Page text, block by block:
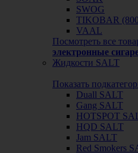
SWOG
TIKOBAR
VAAL
Посмотреть все
электронные
Жидкости SALT
Показать
Duall SALT
Gang SALT
HOTSPOT
HQD SALT
Jam SALT
Red Smokers